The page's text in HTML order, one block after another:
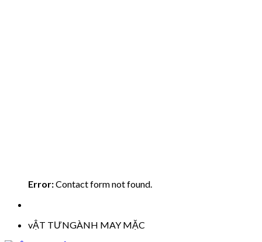
Error:Contact form not found.
vẬT TƯNGÀNH MAY MẶC